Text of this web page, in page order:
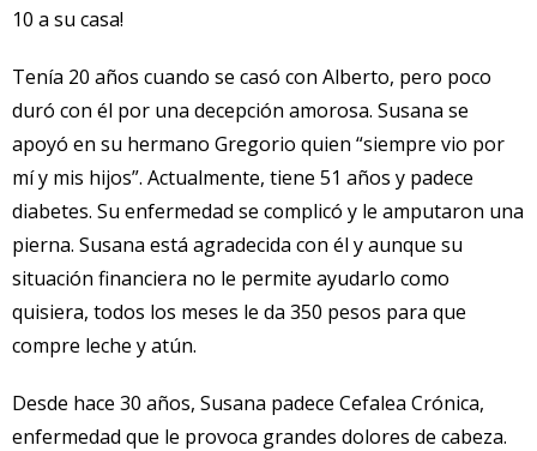
10 a su casa!
Tenía 20 años cuando se casó con Alberto, pero poco
duró con él por una decepción amorosa. Susana se
apoyó en su hermano Gregorio quien “siempre vio por
mí y mis hijos”. Actualmente, tiene 51 años y padece
diabetes. Su enfermedad se complicó y le amputaron una
pierna. Susana está agradecida con él y aunque su
situación financiera no le permite ayudarlo como
quisiera, todos los meses le da 350 pesos para que
compre leche y atún.
Desde hace 30 años, Susana padece Cefalea Crónica,
enfermedad que le provoca grandes dolores de cabeza.